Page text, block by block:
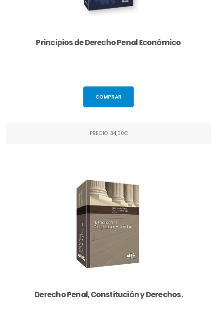
Principios de Derecho Penal Económico
COMPRAR
PRECIO: 34,00€
Derecho Penal, Constitución y Derechos.